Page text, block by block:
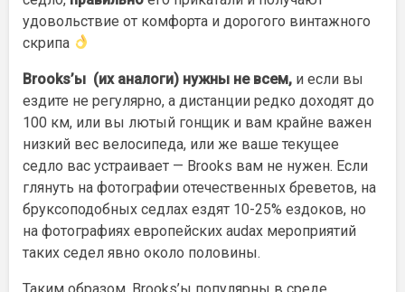
удовольствие от комфорта и дорогого винтажного
скрипа
Brooks’ы (их аналоги) нужны не всем, и если вы
ездите не регулярно, а дистанции редко доходят до
100 км, или вы лютый гонщик и вам крайне важен
низкий вес велосипеда, или же ваше текущее
седло вас устраивает — Brooks вам не нужен. Если
глянуть на фотографии отечественных бреветов, на
бруксоподобных седлах ездят 10-25% ездоков, но
на фотографиях европейских audax мероприятий
таких седел явно около половины.